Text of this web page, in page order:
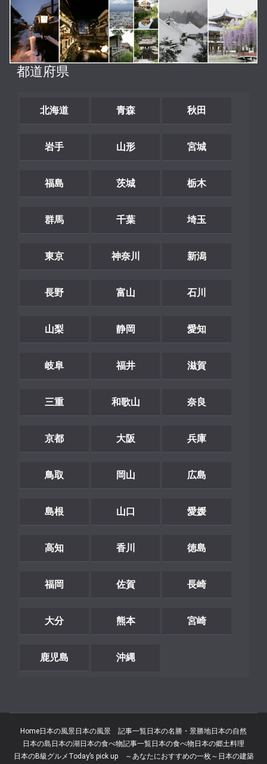
都道府県
北海道 青森 秋田
岩手 山形 宮城
福島 茨城 栃木
群馬 千葉 埼玉
東京 神奈川 新潟
長野 富山 石川
山梨 静岡 愛知
岐阜 福井 滋賀
三重 和歌山 奈良
京都 大阪 兵庫
鳥取 岡山 広島
島根 山口 愛媛
高知 香川 徳島
福岡 佐賀 長崎
大分 熊本 宮崎
鹿児島 沖縄
Home日本の風景日本の風景 記事一覧日本の名勝・景勝地日本の自然
日本の島 日本の湖 日本の食べ物記事一覧日本の食べ物 日本の郷土料理
日本のB級グルメ Today’s pick up ～あなたにおすすめの一枚～ 日本の建築